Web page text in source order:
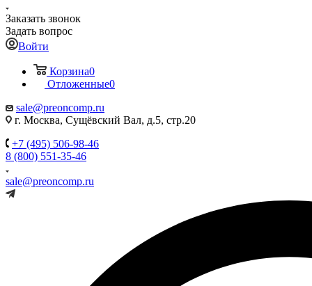
Заказать звонок
Задать вопрос
Войти
Корзина0
Отложенные0
sale@preoncomp.ru
г. Москва, Сущёвский Вал, д.5, стр.20
+7 (495) 506-98-46
8 (800) 551-35-46
sale@preoncomp.ru